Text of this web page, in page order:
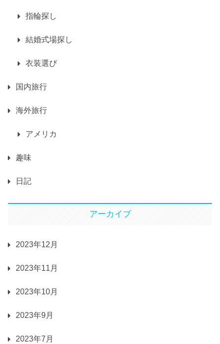
指輪探し
結婚式場探し
衣装選び
国内旅行
海外旅行
アメリカ
趣味
日記
アーカイブ
2023年12月
2023年11月
2023年10月
2023年9月
2023年7月